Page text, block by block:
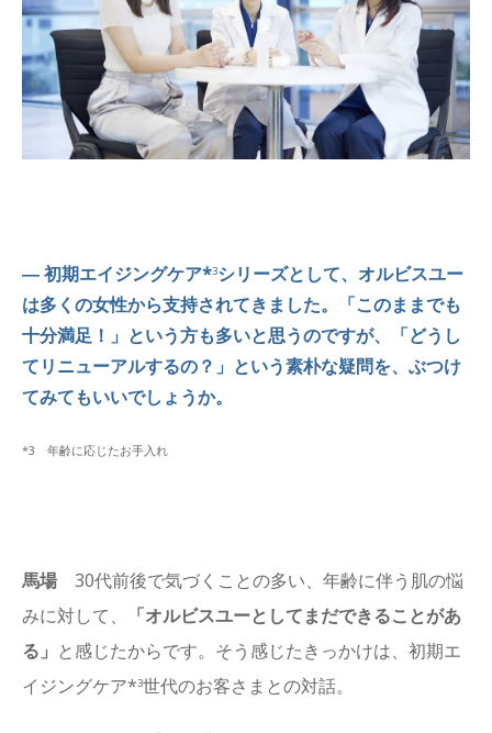
― 初期エイジングケア*3シリーズとして、オルビスユー
は多くの女性から支持されてきました。「このままでも
十分満足！」という方も多いと思うのですが、「どうし
てリニューアルするの？」という素朴な疑問を、ぶつけ
てみてもいいでしょうか。
*3 年齢に応じたお手入れ
馬場 30代前後で気づくことの多い、年齢に伴う肌の悩
みに対して、
「オルビスユーとしてまだできることがあ
る」 と感じたからです。そう感じたきっかけは、初期エ
イジングケア*3世代のお客さまとの対話。